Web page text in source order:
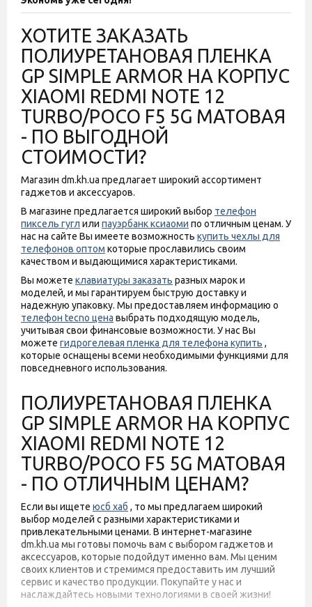
ХОТИТЕ ЗАКАЗАТЬ
ПОЛИУРЕТАНОВАЯ ПЛЕНКА
GP SIMPLE ARMOR НА КОРПУС
XIAOMI REDMI NOTE 12
TURBO/POCO F5 5G МАТОВАЯ
- ПО ВЫГОДНОЙ
СТОИМОСТИ?
Магазин dm.kh.ua предлагает широкий ассортимент
гаджетов и аксессуаров.
В магазине предлагается широкий выбор телефон
пиксель гугл или пауэрбанк ксиаоми по отличным ценам. У
нас на сайте Вы имеете возможность купить чехлы для
телефонов оптом которые прославились своим
качеством и выдающимися характеристиками.
Вы можете клавиатуры заказать разных марок и
моделей, и мы гарантируем быструю доставку и
надежную упаковку. Мы предоставляем информацию о
телефон tecno цена выбрать подходящую модель,
учитывая свои финансовые возможности. У нас Вы
можете гидрогелевая пленка для телефона купить ,
которые оснащены всеми необходимыми функциями для
повседневного использования.
ПОЛИУРЕТАНОВАЯ ПЛЕНКА
GP SIMPLE ARMOR НА КОРПУС
XIAOMI REDMI NOTE 12
TURBO/POCO F5 5G МАТОВАЯ
- ПО ОТЛИЧНЫМ ЦЕНАМ?
Если вы ищете юсб хаб , то мы предлагаем широкий
выбор моделей с разными характеристиками и
привлекательными ценами. В интернет-магазине
dm.kh.ua мы готовы помочь вам с выбором гаджетов и
аксессуаров, которые подойдут именно вам. Мы ценим
своих клиентов и стремимся предоставить им лучший
сервис и качество продукции. Покупайте у нас и
наслаждайтесь новыми технологиями в своей жизни!